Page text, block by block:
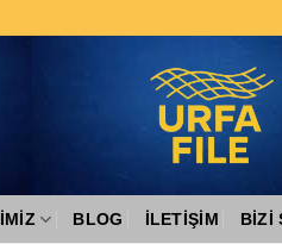
BLOG İLETIŞIM BİZİ